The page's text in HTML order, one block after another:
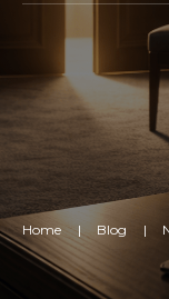
Home | Blog |